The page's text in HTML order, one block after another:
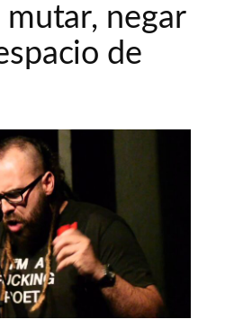
negar
de